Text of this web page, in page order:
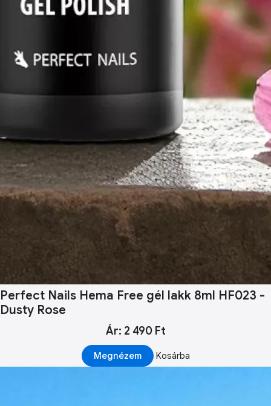
Perfect Nails Hema Free gél lakk 8ml HF023 -
Dusty Rose
Ár: 2 490 Ft
Megnézem Kosárba